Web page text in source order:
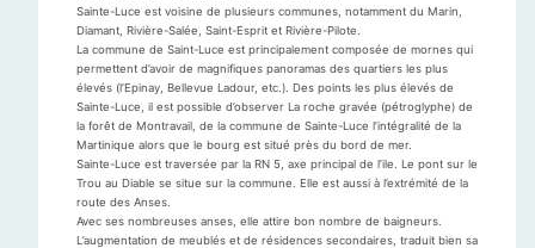
Sainte-Luce est voisine de plusieurs communes, notamment du Marin,
Diamant, Rivière-Salée, Saint-Esprit et Rivière-Pilote.
La commune de Saint-Luce est principalement composée de mornes qui
permettent d’avoir de magnifiques panoramas des quartiers les plus
élevés (l’Epinay, Bellevue Ladour, etc.). Des points les plus élevés de
Sainte-Luce, il est possible d’observer La roche gravée (pétroglyphe) de
la forêt de Montravail, de la commune de Sainte-Luce l’intégralité de la
Martinique alors que le bourg est situé près du bord de mer.
Sainte-Luce est traversée par la RN 5, axe principal de l’ile. Le pont sur le
Trou au Diable se situe sur la commune. Elle est aussi à l’extrémité de la
route des Anses.
Avec ses nombreuses anses, elle attire bon nombre de baigneurs.
L’augmentation de meublés et de résidences secondaires, traduit bien sa